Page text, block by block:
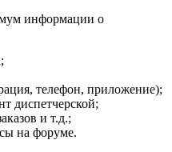
информации о
телефон, приложение);
диспетчерской;
и т.д.;
на форуме.